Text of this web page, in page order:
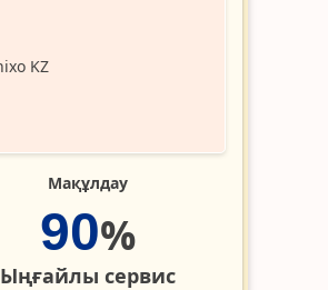
Мақұлдау
90%
Ыңғайлы сервис